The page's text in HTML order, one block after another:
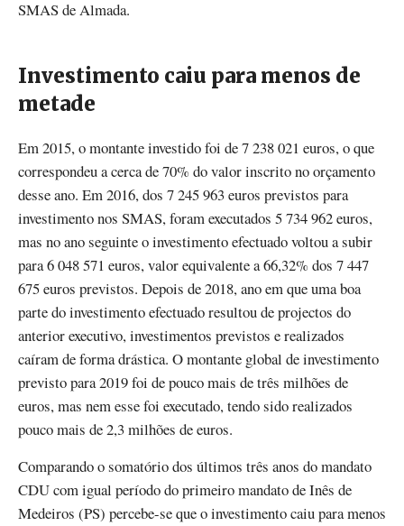
SMAS de Almada.
Investimento caiu para menos de
metade
Em 2015, o montante investido foi de 7 238 021 euros, o que
correspondeu a cerca de 70% do valor inscrito no orçamento
desse ano. Em 2016, dos 7 245 963 euros previstos para
investimento nos SMAS, foram executados 5 734 962 euros,
mas no ano seguinte o investimento efectuado voltou a subir
para 6 048 571 euros, valor equivalente a 66,32% dos 7 447
675 euros previstos. Depois de 2018, ano em que uma boa
parte do investimento efectuado resultou de projectos do
anterior executivo, investimentos previstos e realizados
caíram de forma drástica. O montante global de investimento
previsto para 2019 foi de pouco mais de três milhões de
euros, mas nem esse foi executado, tendo sido realizados
pouco mais de 2,3 milhões de euros.
Comparando o somatório dos últimos três anos do mandato
CDU com igual período do primeiro mandato de Inês de
Medeiros (PS) percebe-se que o investimento caiu para menos